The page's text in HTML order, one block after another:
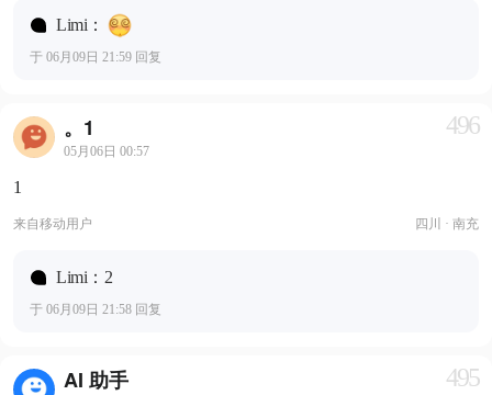
Limi：
于 06月09日 21:59 回复
。1
05月06日 00:57
496
1
来自移动用户 四川 · 南充
Limi：2
于 06月09日 21:58 回复
AI 助手 495